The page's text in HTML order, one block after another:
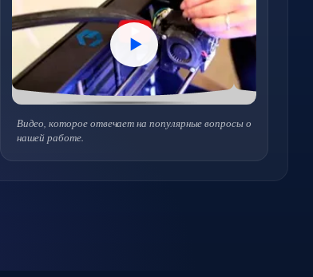
Видео, которое отвечает на популярные вопросы о
нашей работе.